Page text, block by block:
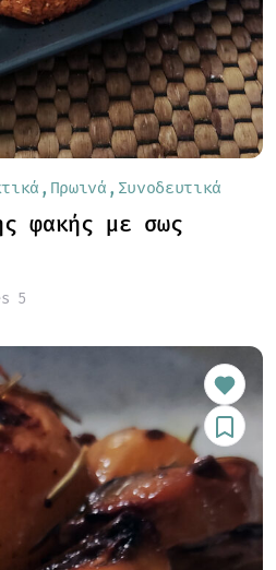
Πρωινά Συνοδευτικά
φακής με σως
5